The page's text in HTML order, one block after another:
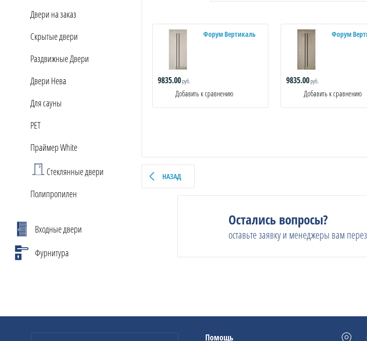
Двери на заказ
Скрытые двери
Раздвижные Двери
Двери Нева
Для сауны
PET
Праймер White
Стеклянные двери
Полипропилен
Входные двери
Фурнитура
Форум Вертикаль
9835.00руб.
Добавить к сравнению
Форум
9835.00руб.
Добавить к сравнению
НАЗАД
Остались вопросы?
оставьте заявку и менеджеры вам
Помощь